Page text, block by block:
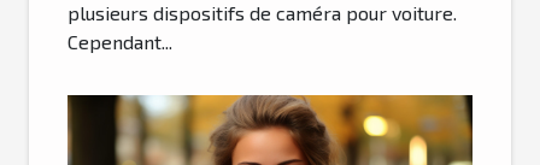
plusieurs dispositifs de caméra pour voiture.
Cependant...